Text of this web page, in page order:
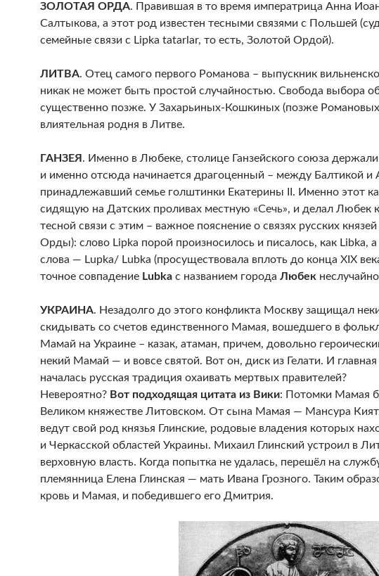
ЗОЛОТАЯ ОРДА. Правившая в то время императрица Анна
Салтыкова, а этот род известен тесными связями с Польшей
семейные связи с Lipka tatarlar, то есть, Золотой Ордой).
ЛИТВА. Отец самого первого Романова – выпускник
никак не может быть простой случайностью. Свобода выбора
существенно позже. У Захарьиных-Кошкиных (позже
влиятельная родня в Литве.
ГАНЗЕЯ . Именно в Любеке, столице Ганзейского союза держали
и именно отсюда начинается драгоценный – между Балтикой и
принадлежавший семье голштинки Екатерины II. Именно этот
сидящую на Датских проливах местную «Сечь», и делал Любек
тесной связи с этим – важное пояснение о связях русских
Орды): слово Lipka порой произносилось и писалось, как Libka,
слова — Lupka/ Lubka (просуществовала вплоть до конца XIX
точное совпадение Lubka с названием города Любек
УКРАИНА. Незадолго до этого конфликта Москву защищал
скидывать со счетов единственного Мамая, вошедшего в
Мамай на Украине – казак, атаман, причем, довольно
некий Мамай — и вовсе святой. Вот он, диск из Гелати. И
началась русская традиция охаивать мертвых правителей?
Невероятно? Вот подходящая цитата из Вики: Потомки Мамая
Великом княжестве Литовском. От сына Мамая — Мансура
ведут свой род князья Глинские, родовые владения которых
и Черкасской областей Украины. Михаил Глинский устроил в
верховную власть. Когда попытка не удалась, перешёл на
племянница Елена Глинская — мать Ивана Грозного. Таким
кровь и Мамая, и победившего его Дмитрия.